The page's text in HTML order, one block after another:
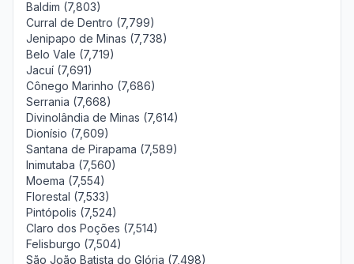
Baldim (7,803)
Curral de Dentro (7,799)
Jenipapo de Minas (7,738)
Belo Vale (7,719)
Jacuí (7,691)
Cônego Marinho (7,686)
Serrania (7,668)
Divinolândia de Minas (7,614)
Dionísio (7,609)
Santana de Pirapama (7,589)
Inimutaba (7,560)
Moema (7,554)
Florestal (7,533)
Pintópolis (7,524)
Claro dos Poções (7,514)
Felisburgo (7,504)
São João Batista do Glória (7,498)